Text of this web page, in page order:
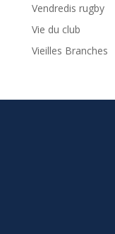
Vendredis rugby
Vie du club
Vieilles Branches